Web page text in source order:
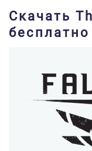
Скачать